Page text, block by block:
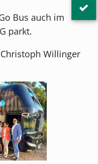
Bus auch im
parkt.
Willinger